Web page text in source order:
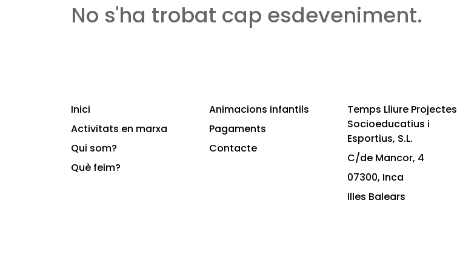
No s'ha trobat cap esdeveniment.
Inici
Activitats en marxa
Qui som?
Què feim?
Animacions infantils
Pagaments
Contacte
Temps Lliure Projectes
Socioeducatius i
Esportius, S.L.
C/de Mancor, 4
07300, Inca
Illes Balears